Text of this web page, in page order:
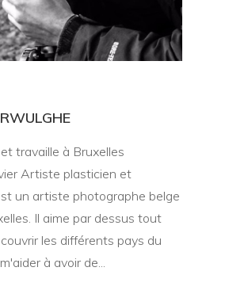
travaille à Bruxelles
Artiste plasticien et
un artiste photographe belge
Il aime par dessus tout
les différents pays du
à avoir de...